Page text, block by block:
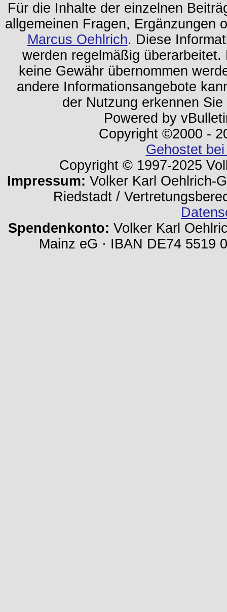
Für die Inhalte der einzelnen
allgemeinen Fragen, Ergänzungen
Marcus Oehlrich. Diese
werden regelmäßig
keine Gewähr übernommen
andere Informationsangebote
der Nutzung erkennen
Powered by
Copyright ©2000 -
Gehostet
Copyright © 1997-2025
Impressum: Volker Karl Oehlrich-
Riedstadt /
Spendenkonto: Volker Karl
Mainz eG · IBAN DE74 5519